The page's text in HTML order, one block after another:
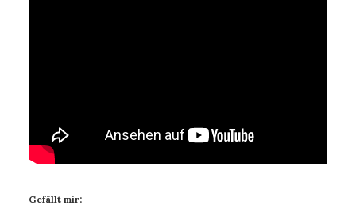
Gefällt mir: